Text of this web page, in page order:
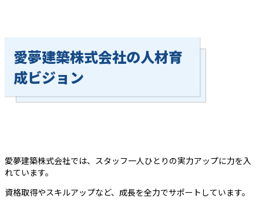
愛夢建築株式会社の人材育
成ビジョン
愛夢建築株式会社では、スタッフ一人ひとりの実力アップに力を入
れています。
資格取得やスキルアップなど、成長を全力でサポートしています。